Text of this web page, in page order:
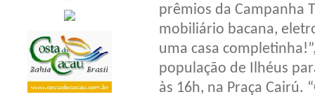
prêmios da Campanha
mobiliário bacana,
uma casa
população de Ilhéus
às 16h, na Praça Cairú.